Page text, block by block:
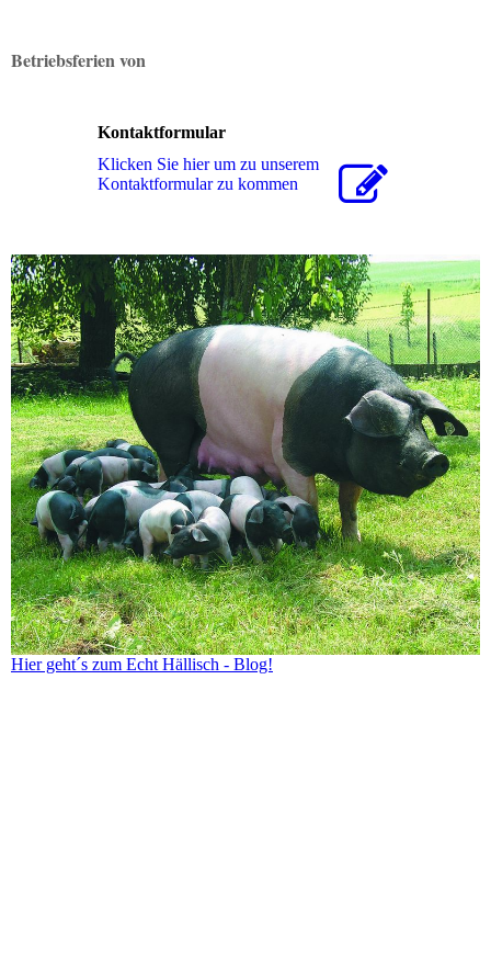
Betriebsferien von
Kontaktformular
Klicken Sie hier um zu unserem
Kon­takt­for­mu­lar zu kommen
Hier geht´s zum Echt Hällisch - Blog!